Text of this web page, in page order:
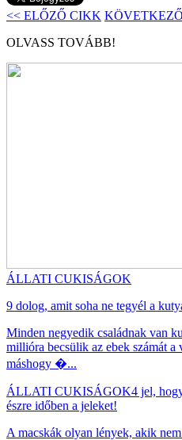
<< ELŐZŐ CIKK
OLVASS TOVÁBB!
ÁLLATI CUKISÁGOK
9 dolog, amit soha ne tegyél a
Minden negyedik családnak van
millióra becsülik az ebek számát
máshogy �...
ÁLLATI CUKISÁGOK4 jel,
észre időben a jeleket!
A macskák olyan lények, akik